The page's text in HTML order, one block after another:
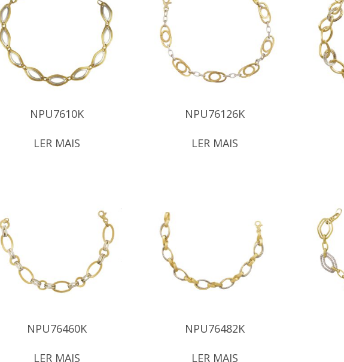
NPU7610K
LER MAIS
NPU76126K
LER MAIS
NPU76460K
LER MAIS
NPU76482K
LER MAIS